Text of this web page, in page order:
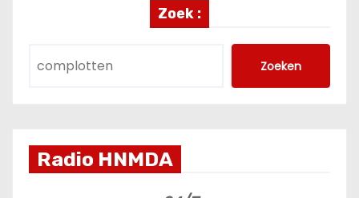
Zoek :
Zoeken
Radio HNMDA